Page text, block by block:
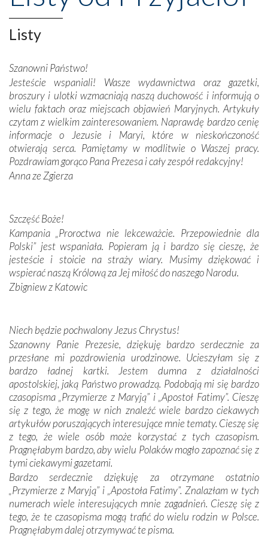
niepodległość kraju. Zachwyt budziła potężna, a zarazem
misterna architektura tych monumentalnych dzieł,
wspaniałe zdobienia, dbałość ich twórców o detale,
budowniczych.
Podążyliśmy też śladami fatimskich wizjonerów – Łucji
dos Santos oraz świętych Hiacynty i Franciszka Marto.
Modliliśmy się przy ich grobach. Odprawiliśmy Drogę
Krzyżową w ich rodzinnych stronach, odwiedziliśmy
domy, w których żyli.
W miejscu objawień Matki Bożej zapaliliśmy świece
Podczas tej kilkudniowej wyprawy na każdym kroku
spotykaliśmy się z serdeczną otwartością
Portugalczyków. Podziwialiśmy ich ludową sztukę i
zwyczaje. Mimo że nasze kraje są od siebie bardzo
oddalone, w żaden sposób nie czuliśmy się obco.
Sprawiła to oczywiście sama Matka Boża, ale też
kulturowa bliskość biorąca swój początek w naszej
mieliśmy okazję przekonać się, że Maryja swoją opieką
otacza nie tylko nasz naród, lecz wszystkie nacje, które
się Jej ufnie oddają, a także każdą osobę, która zawierza
Jej siebie oraz swych bliskich.
Dzieje Portugalii to również historia wierności Bogu i
odstępstw, także w życiu władców. Trudne momenty w
wymiarze tak osobistym, jak i zbiorowym, przypominają o
konieczności ciągłego zabiegania o własną duszę i o łaskę
Opatrzności. Wierność przynosi pomyślność –
przynajmniej w życiu duchowym. Odstępstwo owocuje
nieszczęściem i śmiercią. Te uniwersalne prawdy
przychodziły na myśl, gdy słuchaliśmy opowieści
przewodników o portugalskich monarchach i wodzach,
zwycięskich bitwach i nieszczęśliwych losach grzesznych
Listy
Szanowni Państwo!
Jesteście wspaniali! Wasze wydawnictwa oraz gazetki,
broszury i ulotki wzmacniają naszą duchowość i informują o
wielu faktach oraz miejscach objawień Maryjnych. Artykuły
czytam z wielkim zainteresowaniem. Naprawdę bardzo cenię
informacje o Jezusie i Maryi, które w nieskończoność
otwierają serca. Pamiętamy w modlitwie o Waszej pracy.
Pozdrawiam gorąco Pana Prezesa i cały zespół redakcyjny!
Anna ze Zgierza
Szczęść Boże!
Kampania „Proroctwa nie lekceważcie. Przepowiednie dla
Polski” jest wspaniała. Popieram ją i bardzo się cieszę, że
jesteście i stoicie na straży wiary. Musimy dziękować i
wspierać naszą Królową za Jej miłość do naszego Narodu.
Zbigniew z Katowic
Niech będzie pochwalony Jezus Chrystus!
Szanowny Panie Prezesie, dziękuję bardzo serdecznie za
przesłane mi pozdrowienia urodzinowe. Ucieszyłam się z
bardzo ładnej kartki. Jestem dumna z działalności
apostolskiej, jaką Państwo prowadzą. Podobają mi się bardzo
czasopisma „Przymierze z Maryją” i „Apostoł Fatimy”. Cieszę
się z tego, że mogę w nich znaleźć wiele bardzo ciekawych
artykułów poruszających interesujące mnie tematy. Cieszę się
z tego, że wiele osób może korzystać z tych czasopism.
Pragnęłabym bardzo, aby wielu Polaków mogło zapoznać się z
tymi ciekawymi gazetami.
Bardzo serdecznie dziękuję za otrzymane ostatnio
„Przymierze z Maryją” i „Apostoła Fatimy”. Znalazłam w tych
numerach wiele interesujących mnie zagadnień. Cieszę się z
tego, że te czasopisma mogą trafić do wielu rodzin w Polsce.
Pragnęłabym dalej otrzymywać te pisma.